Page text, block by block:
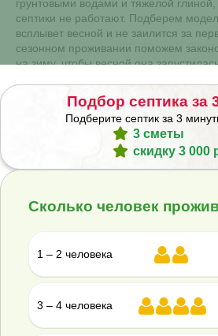
грунтовыми водами и тяжелой
септики не работают. Подберем
всплывет весной и не заилится за
сезонном проживании поможем
на зиму, чтобы весной она
Гарантия на монтажные
производителя
Помощь в выборе между
накопительной емкостью
Сервисное обслуживание после
Полезные
Рейтинг септиков для дачи
Правильное расположение на
Подбор септика за
Подберите септик за 3
3 сметы
скидку 3 000
Сколько человек
1 – 2 человека
3 – 4 человека